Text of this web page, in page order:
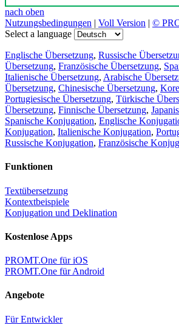
nach oben
Nutzungsbedingungen | Voll Version | ©
Select a language
Englische Übersetzung, Russische
Übersetzung, Französische Übersetzung,
Italienische Übersetzung, Arabische
Übersetzung, Chinesische Übersetzung,
Portugiesische Übersetzung, Türkische
Übersetzung, Finnische Übersetzung,
Spanische Konjugation, Englische
Konjugation, Italienische Konjugation,
Russische Konjugation, Französische
Funktionen
Textübersetzung
Kontextbeispiele
Konjugation und Deklination
Kostenlose Apps
PROMT.One für iOS
PROMT.One für Android
Angebote
Für Entwickler